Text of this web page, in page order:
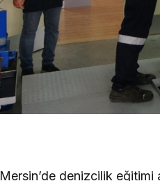
Mersin’de denizcilik eğitimi